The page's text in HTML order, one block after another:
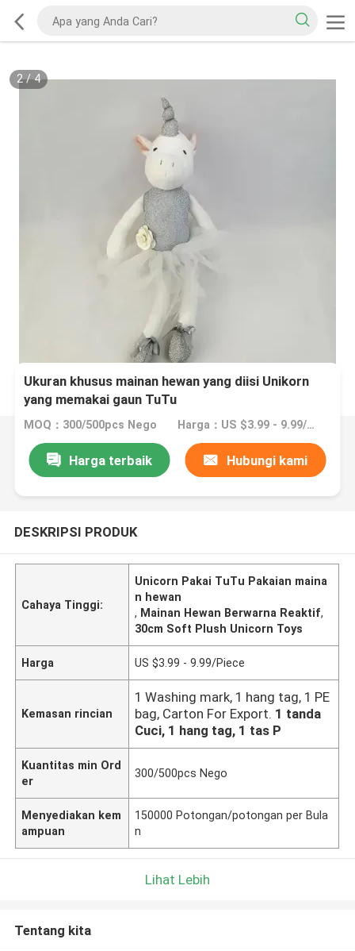
2/4
Ukuran khusus mainan hewan yang diisi Unikorn
yang memakai gaun TuTu
MOQ：300/500pcs Nego Harga：US $3.99 - 9.99/Piece
Harga terbaik Hubungi kami
DESKRIPSI PRODUK
Cahaya Tinggi:
Unicorn Pakai TuTu Pakaian maina
n hewan
, Mainan Hewan Berwarna Reaktif,
30cm Soft Plush Unicorn Toys
Harga US $3.99 - 9.99/Piece
Kemasan rincian
1 Washing mark, 1 hang tag, 1 PE
bag, Carton For Export. 1 tanda
Cuci, 1 hang tag, 1 tas P
Kuantitas min Ord
er
300/500pcs Nego
Menyediakan kem
ampuan
150000 Potongan/potongan per Bula
n
Lihat Lebih
Tentang kita